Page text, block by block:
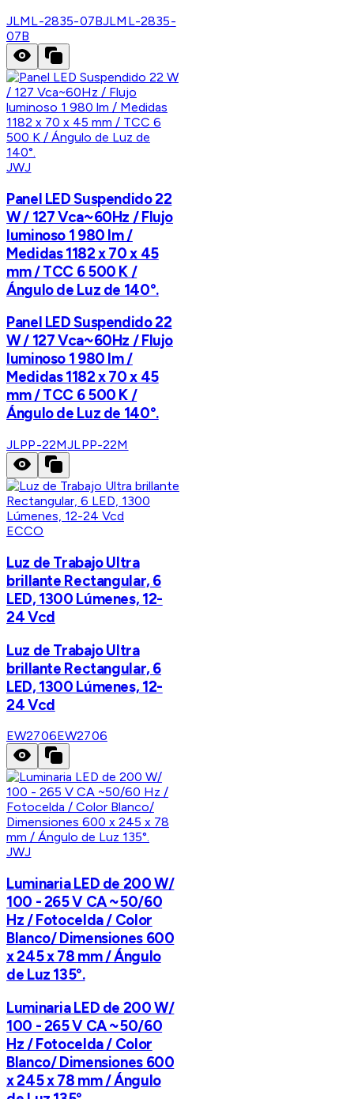
JLML-2835-07BJLML-2835-
07B
JWJ
Panel LED Suspendido 22
W / 127 Vca~60Hz / Flujo
luminoso 1 980 lm /
Medidas 1182 x 70 x 45
mm / TCC 6 500 K /
Ángulo de Luz de 140°.
Panel LED Suspendido 22
W / 127 Vca~60Hz / Flujo
luminoso 1 980 lm /
Medidas 1182 x 70 x 45
mm / TCC 6 500 K /
Ángulo de Luz de 140°.
JLPP-22MJLPP-22M
ECCO
Luz de Trabajo Ultra
brillante Rectangular, 6
LED, 1300 Lúmenes, 12-
24 Vcd
Luz de Trabajo Ultra
brillante Rectangular, 6
LED, 1300 Lúmenes, 12-
24 Vcd
EW2706EW2706
JWJ
Luminaria LED de 200 W/
100 - 265 V CA ~50/60
Hz / Fotocelda / Color
Blanco/ Dimensiones 600
x 245 x 78 mm / Ángulo
de Luz 135°.
Luminaria LED de 200 W/
100 - 265 V CA ~50/60
Hz / Fotocelda / Color
Blanco/ Dimensiones 600
x 245 x 78 mm / Ángulo